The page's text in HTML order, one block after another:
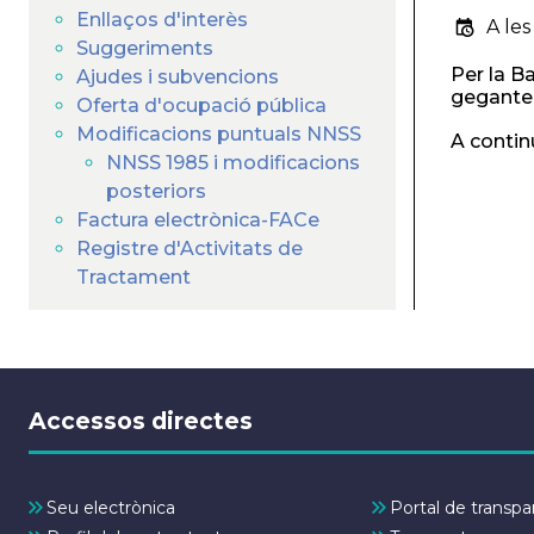
Enllaços d'interès
Suggeriments
Ajudes i subvencions
Oferta d'ocupació pública
Modificacions puntuals NNSS
NNSS 1985 i modificacions
posteriors
Factura electrònica-FACe
Registre d'Activitats de
Tractament
A
Per la
A
Accessos directes
Seu electrònica
Portal de